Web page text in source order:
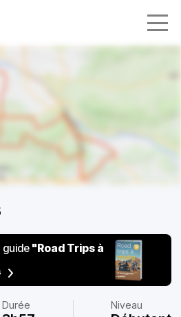
guide "Road Trips à
Durée Niveau